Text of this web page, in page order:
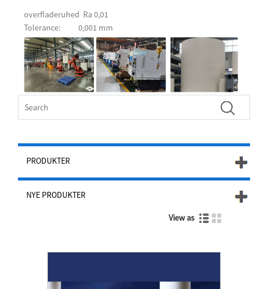
overfladeruhed Ra 0,01
Tolerance: 0,001 mm
PRODUKTER
NYE PRODUKTER
View as